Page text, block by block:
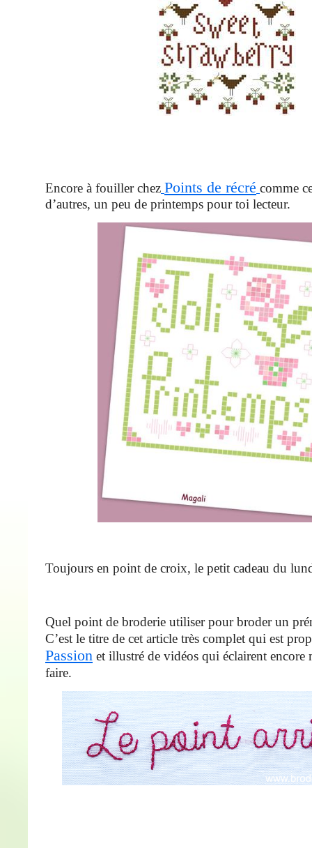
Encore à fouiller chez Points de récré comme
d’autres, un peu de printemps pour toi lecteur.
Toujours en point de croix, le petit cadeau du
Quel point de broderie utiliser pour broder un
C’est le titre de cet article très complet qui est
Passion et illustré de vidéos qui éclairent encore
faire.